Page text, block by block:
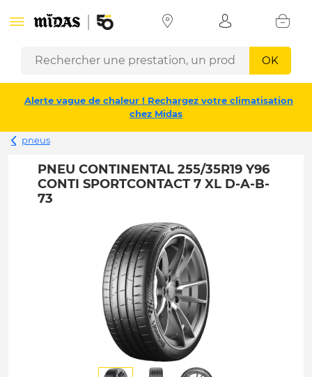
OK
Alerte vague de chaleur ! Rechargez votre climatisation
chez Midas
pneus
PNEU CONTINENTAL 255/35R19 Y96
CONTI SPORTCONTACT 7 XL D-A-B-
73